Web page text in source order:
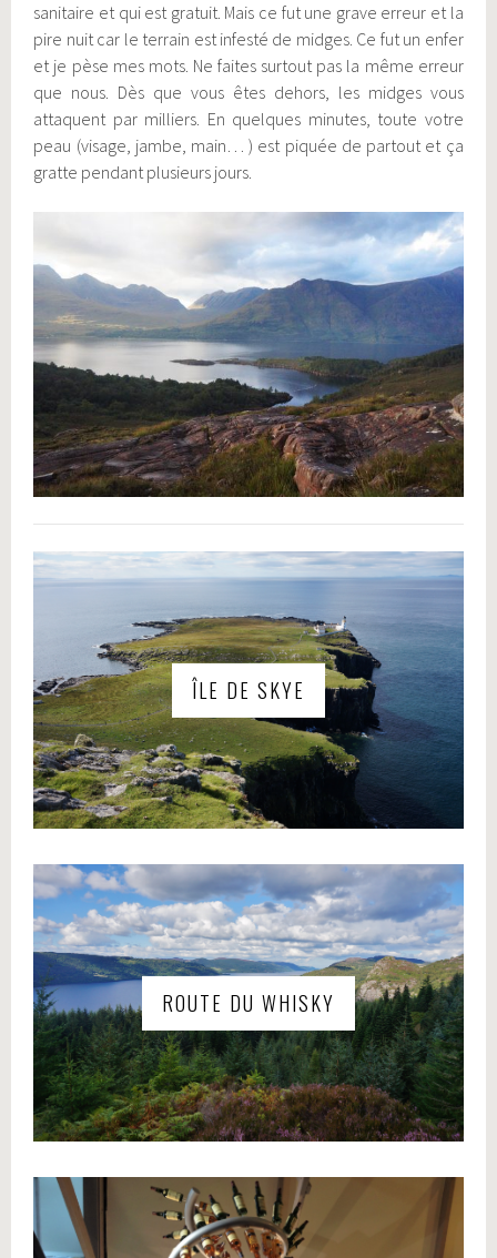
sanitaire et qui est gratuit. Mais ce fut une grave erreur et la
pire nuit car le terrain est infesté de midges. Ce fut un enfer
et je pèse mes mots. Ne faites surtout pas la même erreur
que nous. Dès que vous êtes dehors, les midges vous
attaquent par milliers. En quelques minutes, toute votre
peau (visage, jambe, main… ) est piquée de partout et ça
gratte pendant plusieurs jours.
ÎLE DE SKYE
ROUTE DU WHISKY